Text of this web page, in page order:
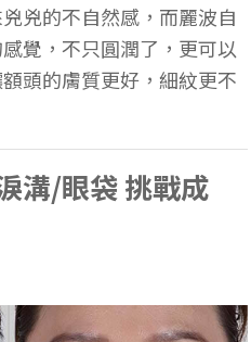
兇的不自然感，而麗波自
覺，不只圓潤了，更可以
頭的膚質更好，細紋更不
溝/眼袋 挑戰成